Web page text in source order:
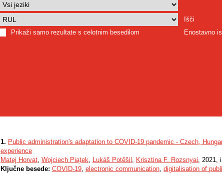
Išči
Prikaži samo rezultate s celotnim besedilom
Enostavno
1. Public administration's adaptation to COVID-19 pandemic - Czech,
experience
Matej Horvat, Wojciech Piątek, Lukáš Potěšil , Krisztina F. Rozsnyai, 2021,
Ključne besede: COVID-19, electronic communication, digitalisation of